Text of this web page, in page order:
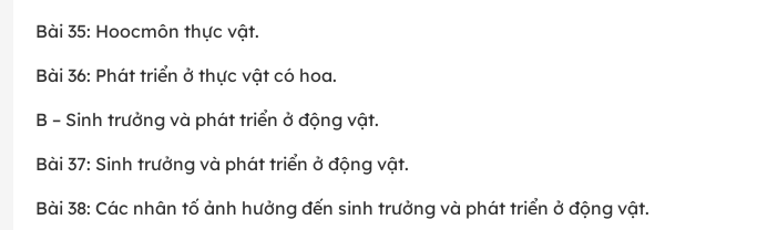
Bài 35: Hoocmôn thực vật.
Bài 36: Phát triển ở thực vật có hoa.
B – Sinh trưởng và phát triển ở động vật.
Bài 37: Sinh trưởng và phát triển ở động vật.
Bài 38: Các nhân tố ảnh hưởng đến sinh trưởng và phát triển ở động vật.